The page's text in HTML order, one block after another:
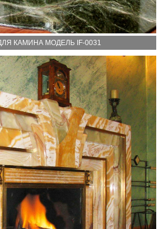
КАМИНА МОДЕЛЬ IF-0031